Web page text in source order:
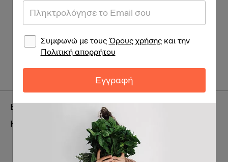
Brand:
Κατηγορία:
Ατομική περιποίηση & συμπληρώματα
διατροφής
Περιποίηση Γυναικεία
Συμφωνώ με τουςΌρους χρήσηςκαι την
Πολιτική απορρήτου
Εγγραφή